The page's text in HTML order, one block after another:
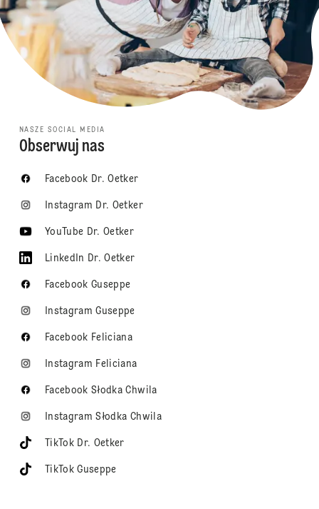
NASZE SOCIAL MEDIA
Obserwuj nas
Facebook Dr. Oetker
Instagram Dr. Oetker
YouTube Dr. Oetker
LinkedIn Dr. Oetker
Facebook Guseppe
Instagram Guseppe
Facebook Feliciana
Instagram Feliciana
Facebook Słodka Chwila
Instagram Słodka Chwila
TikTok Dr. Oetker
TikTok Guseppe